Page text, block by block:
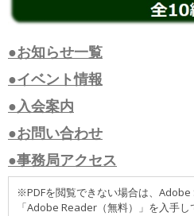
●お知らせ一覧
●イベント情報
●入会案内
●お問い合わせ
●事務局アクセス
※PDFを閲覧できない場合は、
「Adobe Reader（無料）」を入手し